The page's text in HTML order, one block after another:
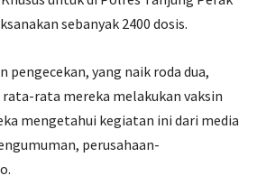
sebanyak 2400 dosis.
pengecekan, yang naik roda dua,
rata mereka melakukan vaksin
mengetahui kegiatan ini dari media
perusahaan-